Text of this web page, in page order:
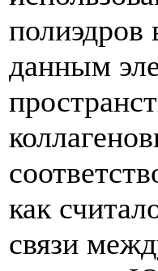
полиэдров
данным
как
связи